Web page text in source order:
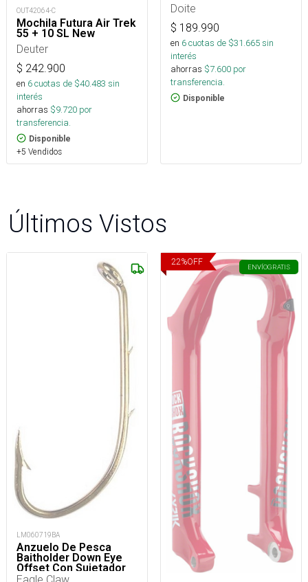
OUT42064-C
Mochila Futura Air Trek
55 + 10 SL New
Deuter
$ 242.900
en 6cuotas de $40.483 sin
interés
ahorras $9.720 por
transferencia.
Disponible
+5 Vendidos
Doite
$ 189.990
en 6cuotas de $31.665sin
interés
ahorras $7.600 por
transferencia.
Disponible
Últimos Vistos
LM060719BA
Anzuelo De Pesca
Baitholder Down Eye
Offset Con Sujetador
De Carnada
22%OFF
ENVÍOGRATIS